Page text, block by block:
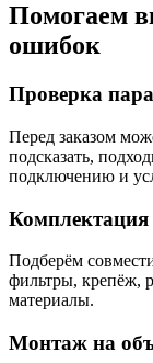
Помогаем
ошибок
Проверка
Перед заказом
подсказать,
подключению и
Комплектация
Подберём
фильтры, крепёж,
материалы.
Монтаж на